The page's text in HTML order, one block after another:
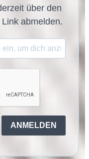
über den
abmelden.
ANMELDEN